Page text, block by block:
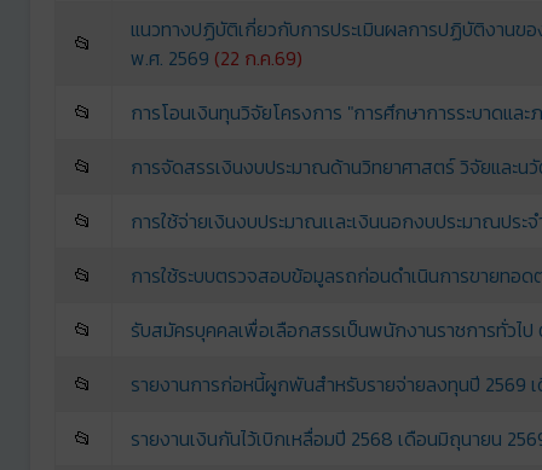
📂
แนวทางปฏิบัติเกี่ยวกับการประเมินผลการปฏิบัติงานข
พ.ศ. 2569 (22 ก.ค.69)
📂
การโอนเงินทุนวิจัยโครงการ "การศึกษาการระบาดแล
📂
การจัดสรรเงินงบประมาณด้านวิทยาศาสตร์ วิจัยและ
📂
การใช้จ่ายเงินงบประมาณเเละเงินนอกงบประมาณปร
📂
การใช้ระบบตรวจสอบข้อมูลรถก่อนดำเนินการขายทอด
📂
รับสมัครบุคคลเพื่อเลือกสรรเป็นพนักงานราชการทั่วไ
📂
รายงานการก่อหนี้ผูกพันสำหรับรายจ่ายลงทุนปี 2569
📂
รายงานเงินกันไว้เบิกเหลื่อมปี 2568 เดือนมิถุนายน